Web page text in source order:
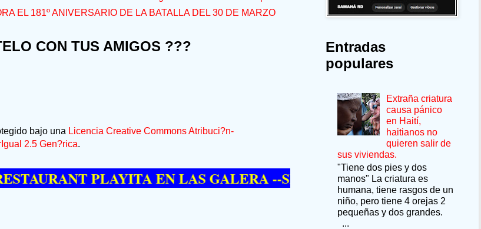
EL 181º ANIVERSARIO DE LA BATALLA DEL 30 DE MARZO
CON TUS AMIGOS ???
bajo una Licencia Creative Commons Atribuci?n-
2.5 Gen?rica.
PLAYITA EN LAS GALERA --SÍ QUIERE PASAR UN
Entradas
populares
Extraña criatura
causa pánico
en Haití,
haitianos no
quieren salir de
sus viviendas.
"Tiene dos pies y dos
manos" La criatura es
humana, tiene rasgos de un
niño, pero tiene 4 orejas 2
pequeñas y dos grandes.
...